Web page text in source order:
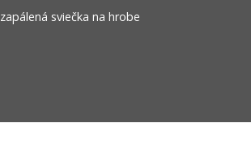
zapálená sviečka na hrobe